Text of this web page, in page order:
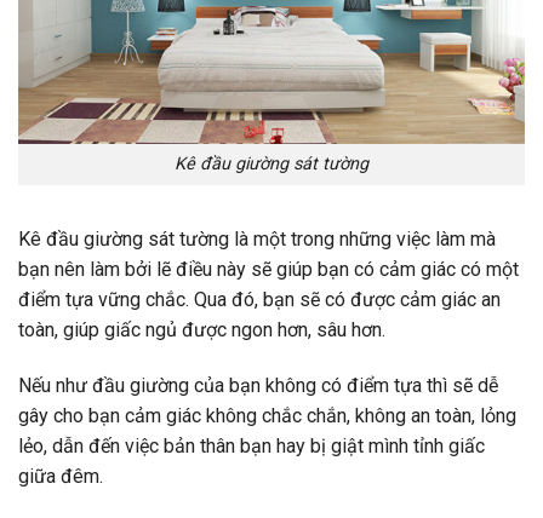
Kê đầu giường sát tường
Kê đầu giường sát tường là một trong những việc làm mà
bạn nên làm bởi lẽ điều này sẽ giúp bạn có cảm giác có một
điểm tựa vững chắc. Qua đó, bạn sẽ có được cảm giác an
toàn, giúp giấc ngủ được ngon hơn, sâu hơn.
Nếu như đầu giường của bạn không có điểm tựa thì sẽ dễ
gây cho bạn cảm giác không chắc chắn, không an toàn, lỏng
lẻo, dẫn đến việc bản thân bạn hay bị giật mình tỉnh giấc
giữa đêm.